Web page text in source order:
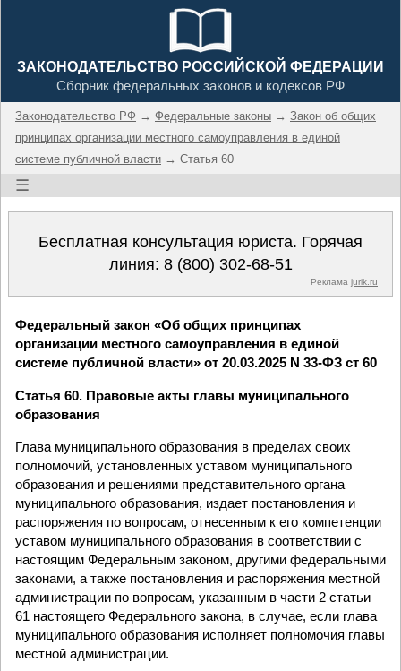
ЗАКОНОДАТЕЛЬСТВО РОССИЙСКОЙ ФЕДЕРАЦИИ
Сборник федеральных законов и кодексов РФ
Законодательство РФ → Федеральные законы → Закон об общих
принципах организации местного самоуправления в единой
системе публичной власти → Статья 60
☰
Бесплатная консультация юриста. Горячая
линия: 8 (800) 302-68-51
Реклама jurik.ru
Федеральный закон «Об общих принципах
организации местного самоуправления в единой
системе публичной власти» от 20.03.2025 N 33-ФЗ ст 60
Статья 60. Правовые акты главы муниципального
образования
Глава муниципального образования в пределах своих
полномочий, установленных уставом муниципального
образования и решениями представительного органа
муниципального образования, издает постановления и
распоряжения по вопросам, отнесенным к его компетенции
уставом муниципального образования в соответствии с
настоящим Федеральным законом, другими федеральными
законами, а также постановления и распоряжения местной
администрации по вопросам, указанным в части 2 статьи
61 настоящего Федерального закона, в случае, если глава
муниципального образования исполняет полномочия главы
местной администрации.